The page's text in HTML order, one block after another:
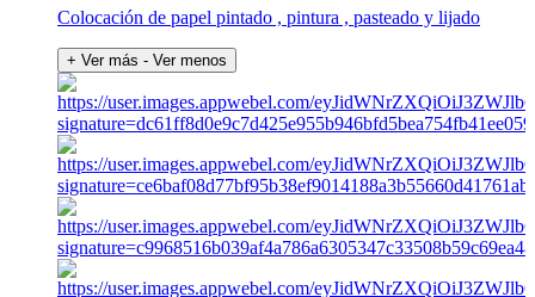
Colocación de papel pintado , pintura , pasteado y lijado
+ Ver más - Ver menos